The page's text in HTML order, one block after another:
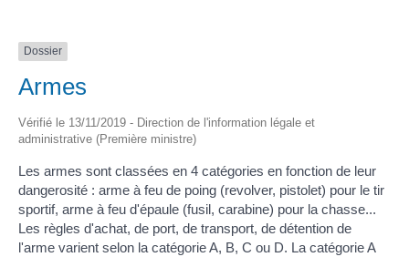
Dossier
Armes
Vérifié le 13/11/2019 - Direction de l'information légale et
administrative (Première ministre)
Les armes sont classées en 4 catégories en fonction de leur
dangerosité : arme à feu de poing (revolver, pistolet) pour le tir
sportif, arme à feu d'épaule (fusil, carabine) pour la chasse...
Les règles d'achat, de port, de transport, de détention de
l'arme varient selon la catégorie A, B, C ou D. La catégorie A